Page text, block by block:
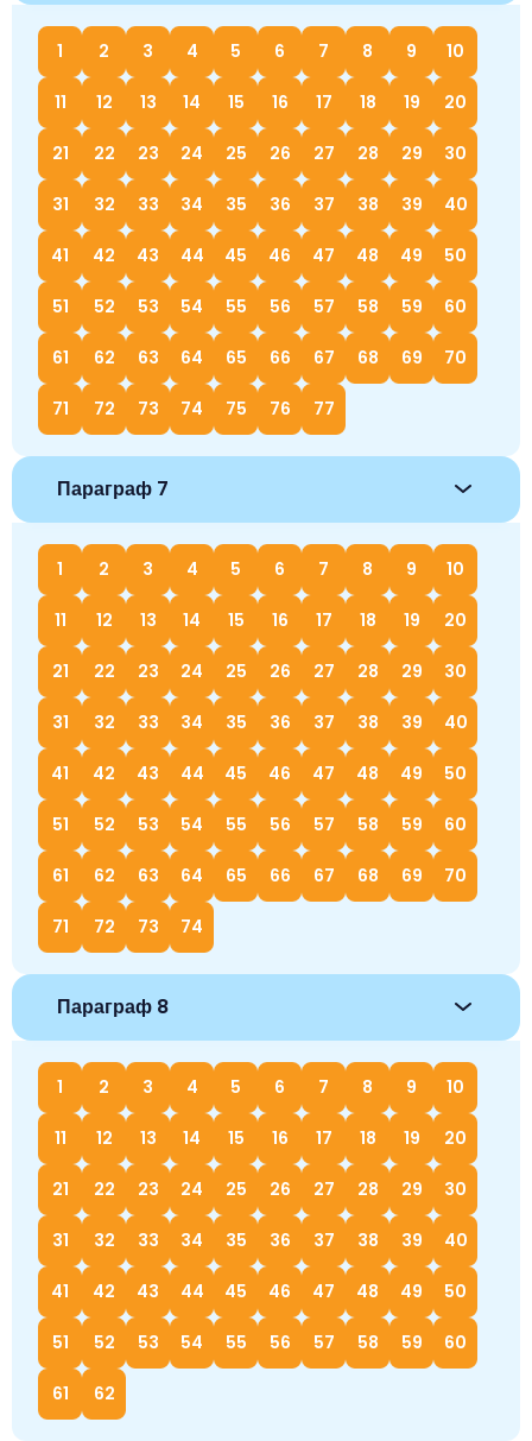
1 2 3 4 5 6 7 8 9 10
11 12 13 14 15 16 17 18 19 20
21 22 23 24 25 26 27 28 29 30
31 32 33 34 35 36 37 38 39 40
41 42 43 44 45 46 47 48 49 50
51 52 53 54 55 56 57 58 59 60
61 62 63 64 65 66 67 68 69 70
71 72 73 74 75 76 77
Параграф 7
1 2 3 4 5 6 7 8 9 10
11 12 13 14 15 16 17 18 19 20
21 22 23 24 25 26 27 28 29 30
31 32 33 34 35 36 37 38 39 40
41 42 43 44 45 46 47 48 49 50
51 52 53 54 55 56 57 58 59 60
61 62 63 64 65 66 67 68 69 70
71 72 73 74
Параграф 8
1 2 3 4 5 6 7 8 9 10
11 12 13 14 15 16 17 18 19 20
21 22 23 24 25 26 27 28 29 30
31 32 33 34 35 36 37 38 39 40
41 42 43 44 45 46 47 48 49 50
51 52 53 54 55 56 57 58 59 60
61 62